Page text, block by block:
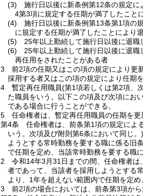
(3)
施行日以後に新条例第12条の規定
4第3項に規定する任期が満了したこと
(4)
施行日以後に新条例第13条第1項の
に規定する任期が満了したことにより
(5)
25年以上勤続して施行日以後に退職
(6)
25年以上勤続して施行日以後に退職
再任用をされたことがある者
3
前2項の任期又はこの項の規定により更
採用する者又はこの項の規定により任期
4
暫定再任用職員(第1項若しくは第2項、
た職員をいう。以下この項及び次項にお
である場合に行うことができる。
5
任命権者は、暫定再任用職員の任期を
第4条
任命権者は、前条第1項の規定によ
いう。次項及び附則第6条において同じ。)
ようとする常時勤務を要する職に係る旧
で任期を定め、当該常時勤務を要する職
2
令和14年3月31日までの間、任命権者
者であって、当該者を採用しようとする
より、1年を超えない範囲内で任期を定
3
前2項の場合においては、前条第3項か